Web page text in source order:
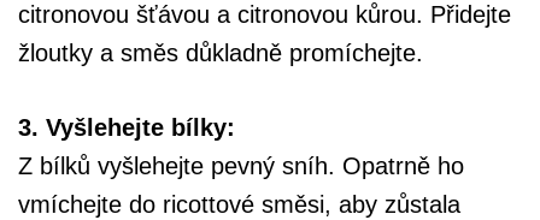
citronovou šťávou a citronovou kůrou. Přidejte
žloutky a směs důkladně promíchejte.
3. Vyšlehejte bílky:
Z bílků vyšlehejte pevný sníh. Opatrně ho
vmíchejte do ricottové směsi, aby zůstala